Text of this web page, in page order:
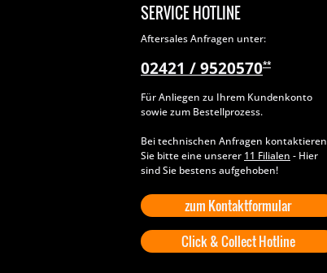
SERVICE HOTLINE
Aftersales Anfragen unter:
02421 / 9520570**
Für Anliegen zu Ihrem Kundenkonto
sowie zum Bestellprozess.
Bei technischen Anfragen kontaktieren
Sie bitte eine unserer 11 Filialen - Hier
sind Sie bestens aufgehoben!
zum Kontaktformular
Click & Collect Hotline